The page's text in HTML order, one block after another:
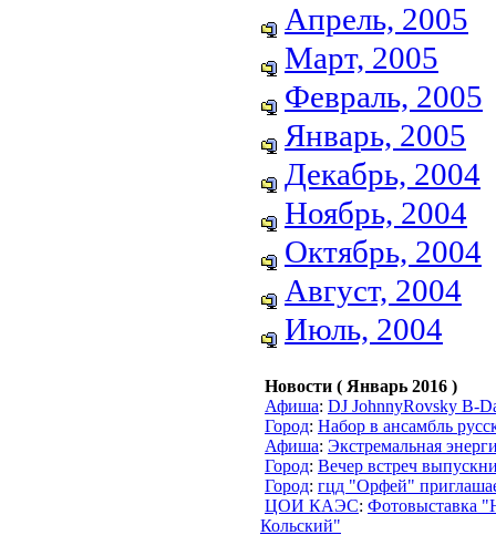
Апрель, 2005
Март, 2005
Февраль, 2005
Январь, 2005
Декабрь, 2004
Ноябрь, 2004
Октябрь, 2004
Август, 2004
Июль, 2004
Новости ( Январь 2016 )
Афиша: DJ JohnnyRovsky B-
Город: Набор в ансамбль
Афиша: Экстремальная
Город: Вечер встреч
Город: гцд "Орфей"
ЦОИ КАЭС: Фотовыставка
Кольский"